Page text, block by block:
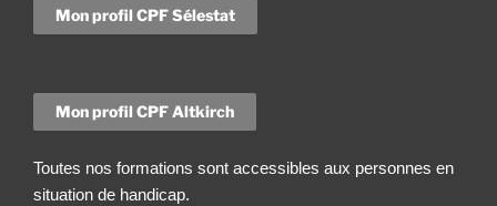
Mon profil CPF Sélestat
Mon profil CPF Altkirch
Toutes nos formations sont accessibles aux personnes en
situation de handicap.